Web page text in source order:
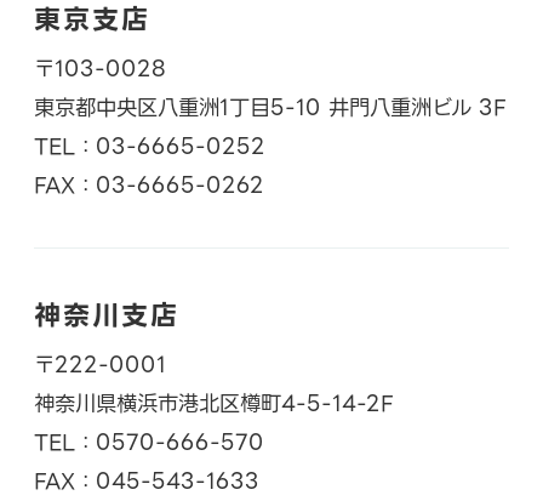
東京支店
〒103-0028
東京都中央区八重洲1丁目5-10 井門八重洲ビル 3F
TEL：03-6665-0252
FAX：03-6665-0262
神奈川支店
〒222-0001
神奈川県横浜市港北区樽町4-5-14-2F
TEL：0570-666-570
FAX：045-543-1633